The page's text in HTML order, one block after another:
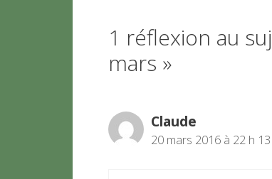
1 réflexion au
mars »
Claude
20 mars 2016 à 22 h